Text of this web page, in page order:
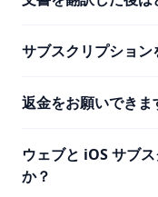
サブスクリプション
返金をお願いできま
ウェブと iOS サブ
か？